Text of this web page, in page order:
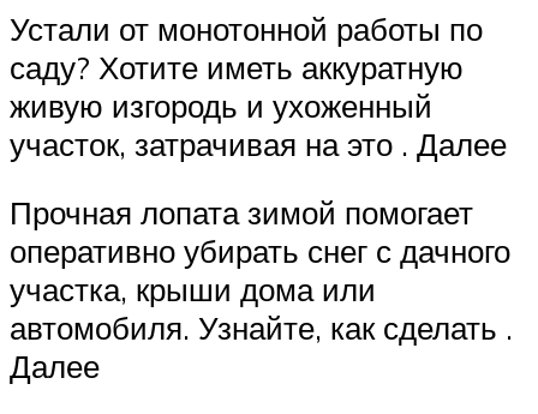
Устали от монотонной работы по
саду? Хотите иметь аккуратную
живую изгородь и ухоженный
участок, затрачивая на это . Далее
Прочная лопата зимой помогает
оперативно убирать снег с дачного
участка, крыши дома или
автомобиля. Узнайте, как сделать .
Далее